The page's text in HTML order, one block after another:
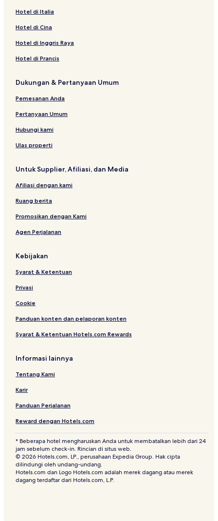
Hotel di Italia
Hotel di Cina
Hotel di Inggris Raya
Hotel di Prancis
Dukungan & Pertanyaan Umum
Pemesanan Anda
Pertanyaan Umum
Hubungi kami
Ulas properti
Untuk Supplier, Afiliasi, dan Media
Afiliasi dengan kami
Ruang berita
Promosikan dengan Kami
Agen Perjalanan
Kebijakan
Syarat & Ketentuan
Privasi
Cookie
Panduan konten dan pelaporan konten
Syarat & Ketentuan Hotels.com Rewards
Informasi lainnya
Tentang Kami
Karir
Panduan Perjalanan
Reward dengan Hotels.com
* Beberapa hotel mengharuskan Anda untuk membatalkan lebih dari 24
jam sebelum check-in. Rincian di situs web.
© 2026 Hotels.com, LP., perusahaan Expedia Group. Hak cipta
dilindungi oleh undang-undang.
Hotels.com dan Logo Hotels.com adalah merek dagang atau merek
dagang terdaftar dari Hotels.com, L.P.